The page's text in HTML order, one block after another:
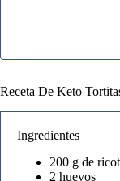
Receta De Keto
Ingredientes
200 g de
2 huevos